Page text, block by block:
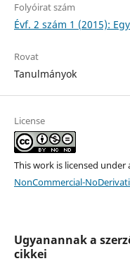
Folyóirat szám
Évf. 2 szám 1 (2015):
Rovat
Tanulmányok
License
This work is licensed under
NonCommercial-
Ugyanannak a
cikkei